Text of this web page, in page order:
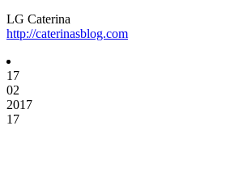
LG Caterina
http://caterinasblog.com
17
02
2017
17